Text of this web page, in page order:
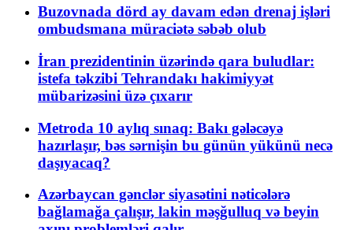
Buzovnada dörd ay davam edən drenaj işləri
ombudsmana müraciətə səbəb olub
İran prezidentinin üzərində qara buludlar:
istefa təkzibi Tehrandakı hakimiyyət
mübarizəsini üzə çıxarır
Metroda 10 aylıq sınaq: Bakı gələcəyə
hazırlaşır, bəs sərnişin bu günün yükünü necə
daşıyacaq?
Azərbaycan gənclər siyasətini nəticələrə
bağlamağa çalışır, lakin məşğulluq və beyin